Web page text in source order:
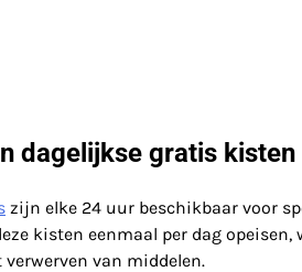
dagelijkse gratis
zijn elke 24 uur beschikbaar voor
kisten eenmaal per dag
van middelen.